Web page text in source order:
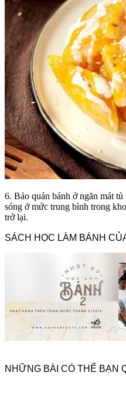
6. Bảo quản bánh ở ngăn mát
sóng ở mức trung bình trong
trở lại.
SÁCH HỌC LÀM BÁNH
NHỮNG BÀI CÓ THỂ BẠN